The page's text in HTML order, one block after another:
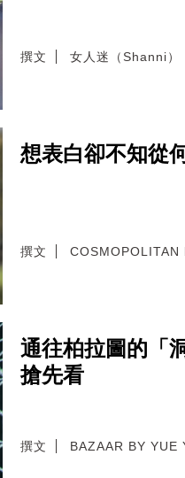
撰文 女人迷（Shanni）
想表白卻不知從
撰文
通往柏拉圖的「
搶先看
撰文 BAZAAR BY YUE